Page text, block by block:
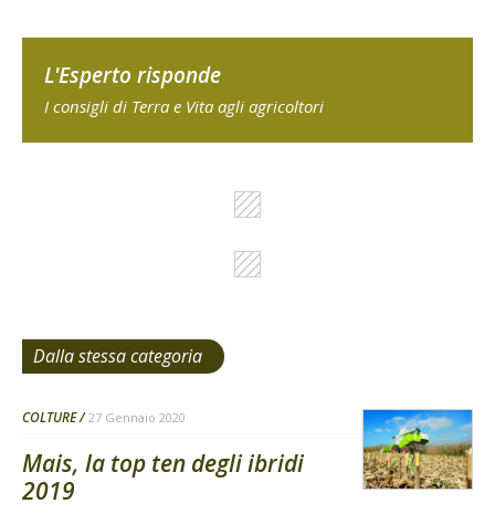
L'Esperto risponde
I consigli di Terra e Vita agli agricoltori
Dalla stessa categoria
COLTURE 27 Gennaio 2020
Mais, la top ten degli ibridi
2019